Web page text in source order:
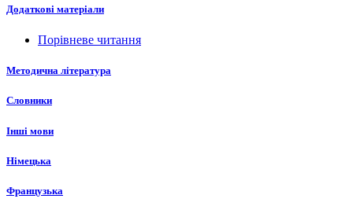
Додаткові матеріали
Порівневе читання
Методична література
Словники
Інші мови
Німецька
Французька